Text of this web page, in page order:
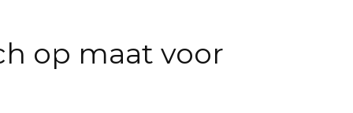
op maat voor